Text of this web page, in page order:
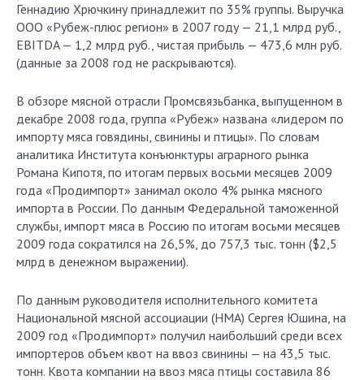
Геннадию Хрючкину принадлежит по 35% группы. Выручка
ООО «Рубеж-плюс регион» в 2007 году — 21,1 млрд руб.,
EBITDA — 1,2 млрд руб., чистая прибыль — 473,6 млн руб.
(данные за 2008 год не раскрываются).
В обзоре мясной отрасли Промсвязьбанка, выпущенном в
декабре 2008 года, группа «Рубеж» названа «лидером по
импорту мяса говядины, свинины и птицы». По словам
аналитика Института конъюнктуры аграрного рынка
Романа Кипотя, по итогам первых восьми месяцев 2009
года «Продимпорт» занимал около 4% рынка мясного
импорта в России. По данным Федеральной таможенной
службы, импорт мяса в Россию по итогам восьми месяцев
2009 года сократился на 26,5%, до 757,3 тыс. тонн ($2,5
млрд в денежном выражении).
По данным руководителя исполнительного комитета
Национальной мясной ассоциации (НМА) Сергея Юшина, на
2009 год «Продимпорт» получил наибольший среди всех
импортеров объем квот на ввоз свинины — на 43,5 тыс.
тонн. Квота компании на ввоз мяса птицы составила 86